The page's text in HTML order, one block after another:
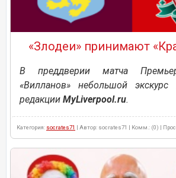
«Злодеи» принимают
В преддверии матча
«Вилланов» небольшой
редакции MyLiverpool.ru.
Категория: socrates71 | Автор: socrates71 | Комм.: (0) |